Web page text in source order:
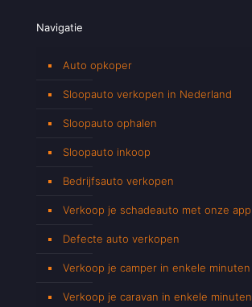
Navigatie
Auto opkoper
Sloopauto verkopen in Nederland
Sloopauto ophalen
Sloopauto inkoop
Bedrijfsauto verkopen
Verkoop je schadeauto met onze app
Defecte auto verkopen
Verkoop je camper in enkele minuten
Verkoop je caravan in enkele minuten